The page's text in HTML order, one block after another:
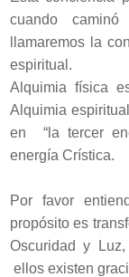
cuando
llamaremos la
espiritual.
Alquimia física
Alquimia
en “la tercer
energía Crística.
Por favor
propósito es
Oscuridad y
ellos existen